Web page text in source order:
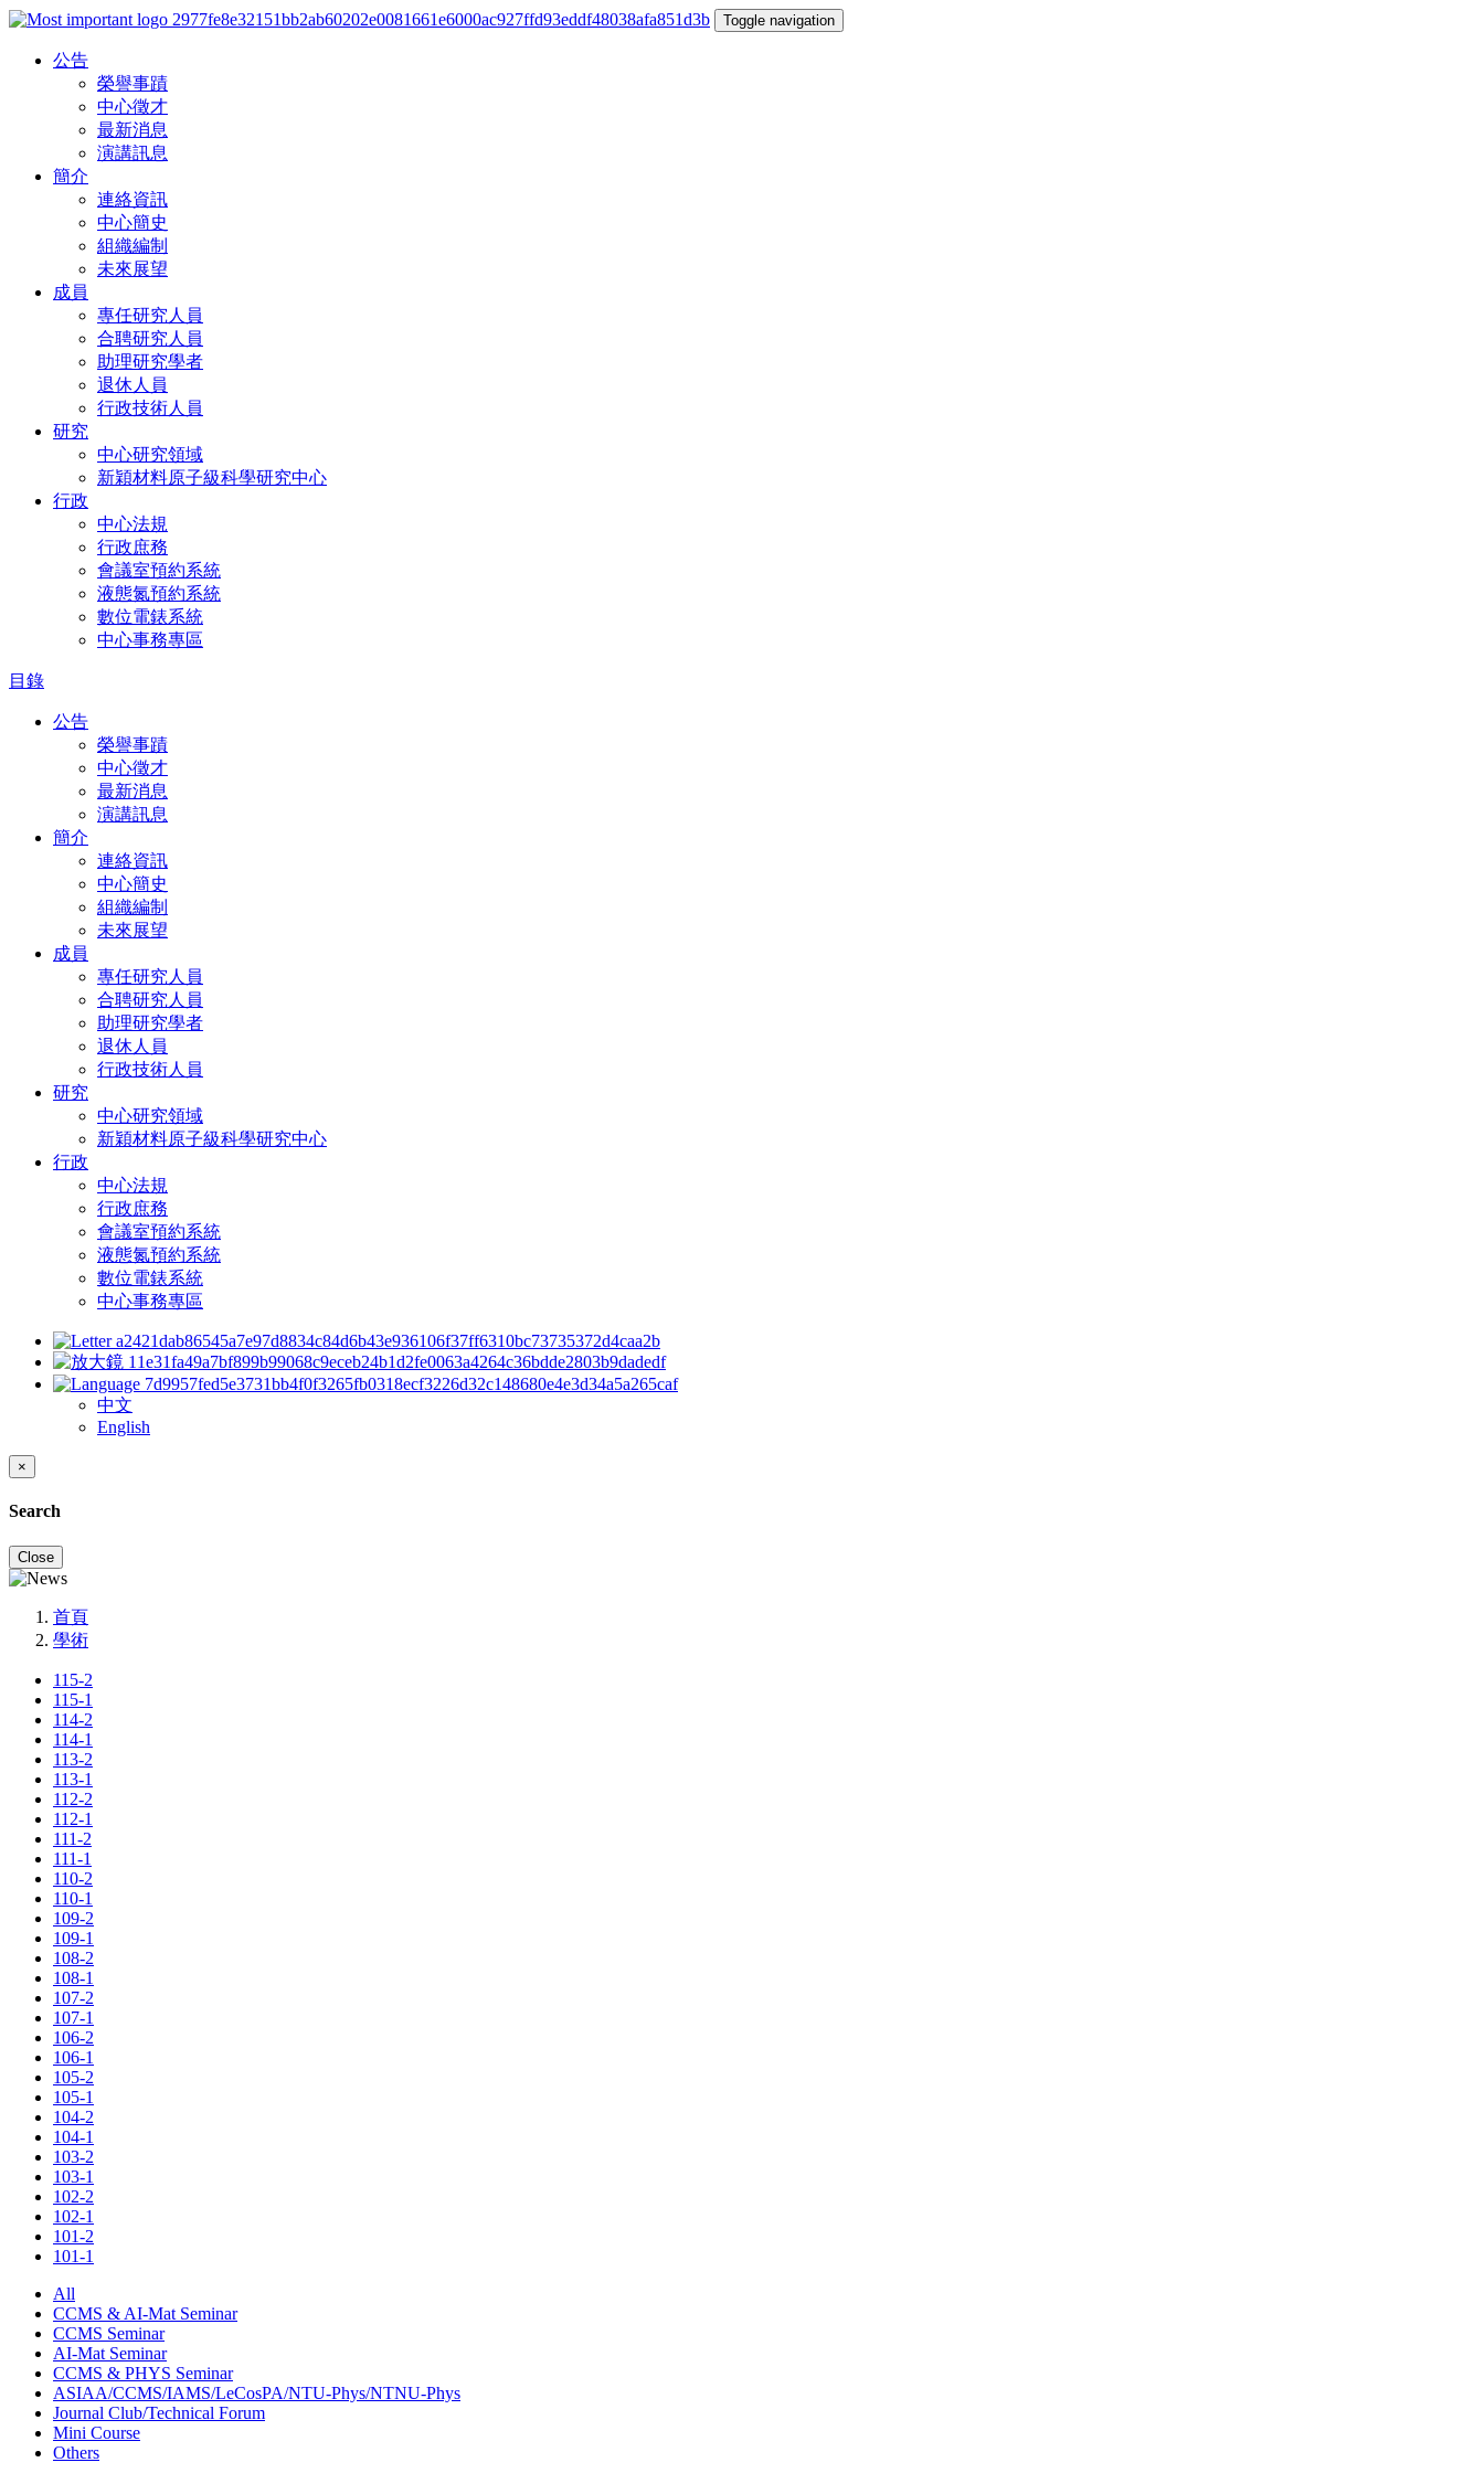
Toggle navigation
公告
榮譽事蹟
中心徵才
最新消息
演講訊息
簡介
連絡資訊
中心簡史
組織編制
未來展望
成員
專任研究人員
合聘研究人員
助理研究學者
退休人員
行政技術人員
研究
中心研究領域
新穎材料原子級科學研究中心
行政
中心法規
行政庶務
會議室預約系統
液態氮預約系統
數位電錶系統
中心事務專區
目錄
公告
榮譽事蹟
中心徵才
最新消息
演講訊息
簡介
連絡資訊
中心簡史
組織編制
未來展望
成員
專任研究人員
合聘研究人員
助理研究學者
退休人員
行政技術人員
研究
中心研究領域
新穎材料原子級科學研究中心
行政
中心法規
行政庶務
會議室預約系統
液態氮預約系統
數位電錶系統
中心事務專區
中文
English
×
Search
Close
首頁
學術
115-2
115-1
114-2
114-1
113-2
113-1
112-2
112-1
111-2
111-1
110-2
110-1
109-2
109-1
108-2
108-1
107-2
107-1
106-2
106-1
105-2
105-1
104-2
104-1
103-2
103-1
102-2
102-1
101-2
101-1
All
CCMS & AI-Mat Seminar
CCMS Seminar
AI-Mat Seminar
CCMS & PHYS Seminar
ASIAA/CCMS/IAMS/LeCosPA/NTU-Phys/NTNU-Phys
Journal Club/Technical Forum
Mini Course
Others